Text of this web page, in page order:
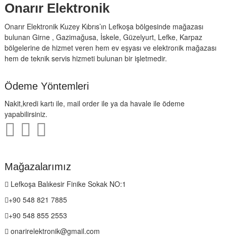
Onarır Elektronik
Onarır Elektronik Kuzey Kıbrıs’ın Lefkoşa bölgesinde mağazası
bulunan Girne , Gazimağusa, İskele, Güzelyurt, Lefke, Karpaz
bölgelerine de hizmet veren hem ev eşyası ve elektronik mağazası
hem de teknik servis hizmeti bulunan bir işletmedir.
Ödeme Yöntemleri
Nakit,kredi kartı ile, mail order ile ya da havale ile ödeme
yapabilirsiniz.
Mağazalarımız
Lefkoşa Balıkesir Finike Sokak NO:1
+90 548 821 7885
+90 548 855 2553
onarirelektronik@gmail.com